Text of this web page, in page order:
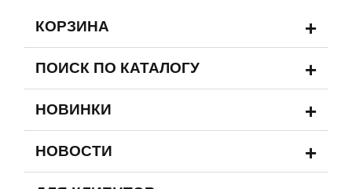
КОРЗИНА +
ПОИСК ПО КАТАЛОГУ +
НОВИНКИ +
НОВОСТИ +